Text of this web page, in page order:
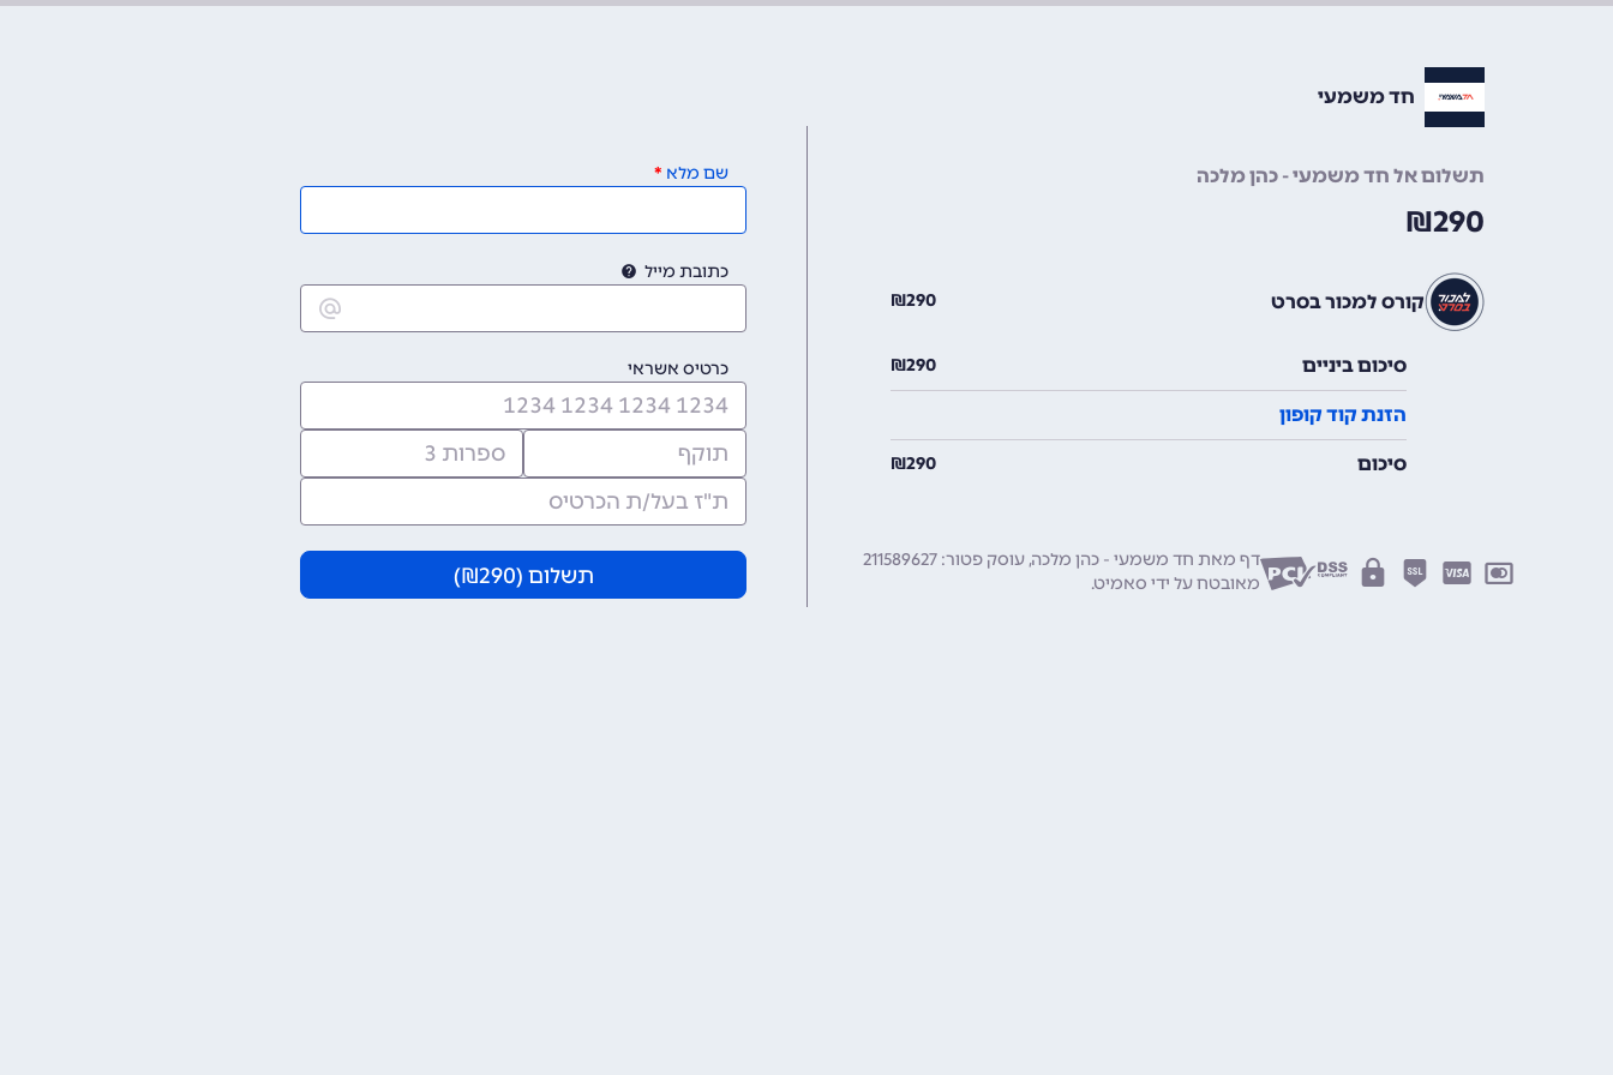
חד משמעי
תשלום אל חד משמעי - כהן מלכה
290
₪
קורס למכור בסרט 290
₪
סיכום ביניים 290
₪
הזנת קוד קופון
סיכום 290
₪
דף מאת חד משמעי - כהן מלכה, עוסק פטור: 211589627
מאובטח על ידי סאמיט.
שם מלא
כתובת מייל
כרטיס אשראי
תשלום (290
₪)